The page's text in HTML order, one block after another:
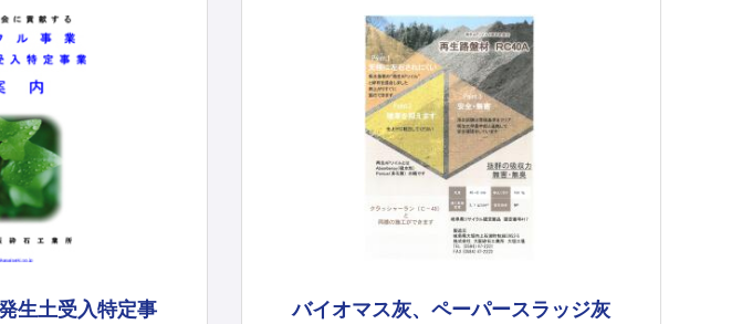
生土受入特定事
バイオマス灰、ペーパースラッジ灰